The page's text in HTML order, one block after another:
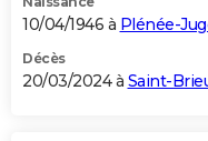
10/04/1946 à Plénée-
Décès
20/03/2024 à Saint-